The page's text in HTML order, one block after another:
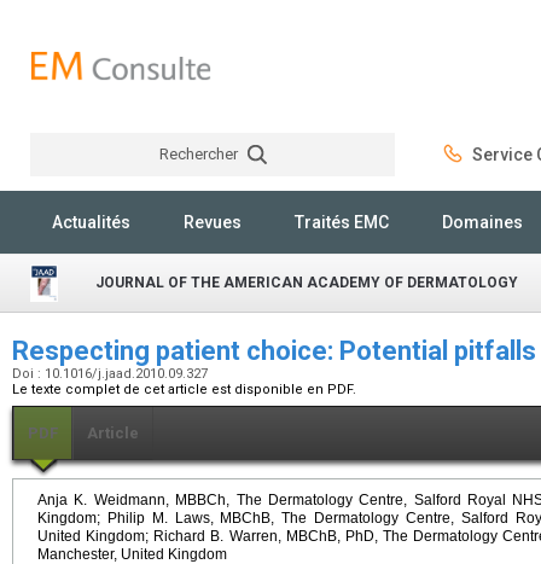
Rechercher Service
Actualités Revues Traités EMC Domaines
JOURNAL OF THE AMERICAN ACADEMY OF DERMATOLOGY
Respecting patient choice: Potential
Doi : 10.1016/j.jaad.2010.09.327
Le texte complet de cet article est disponible en PDF.
PDF Article
Anja K. Weidmann, MBBCh, The Dermatology Centre, Salford Royal
Kingdom; Philip M. Laws, MBChB, The Dermatology Centre, Salford
United Kingdom; Richard B. Warren, MBChB, PhD, The Dermatology
Manchester, United Kingdom